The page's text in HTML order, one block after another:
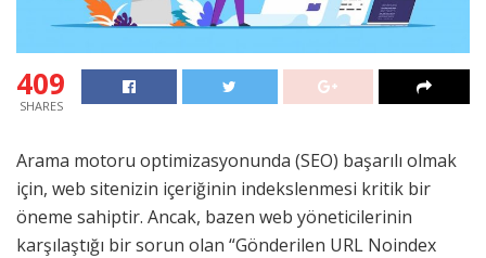
409
SHARES
Arama motoru optimizasyonunda (SEO) başarılı olmak
için, web sitenizin içeriğinin indekslenmesi kritik bir
öneme sahiptir. Ancak, bazen web yöneticilerinin
karşılaştığı bir sorun olan “Gönderilen URL Noindex